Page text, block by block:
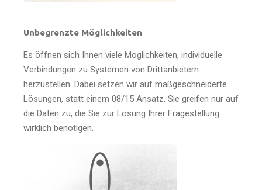
Unbegrenzte Möglichkeiten
Es öffnen sich Ihnen viele Möglichkeiten, individuelle
Verbindungen zu Systemen von Drittanbietern
herzustellen. Dabei setzen wir auf maßgeschneiderte
Lösungen, statt einem 08/15 Ansatz. Sie greifen nur auf
die Daten zu, die Sie zur Lösung Ihrer Fragestellung
wirklich benötigen.